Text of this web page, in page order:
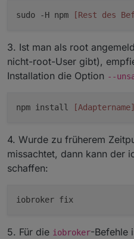
sudo -H npm [Rest des
3. Ist man als root
nicht-root-User gibt),
Installation die Option --
npm install [Adaptername]
4. Wurde zu früherem
missachtet, dann kann der
schaffen:
5. Für die iobroker-Befehle